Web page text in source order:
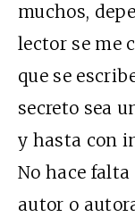
muchos,
lector se me
que se
secreto sea
y hasta con
No hace
autor o